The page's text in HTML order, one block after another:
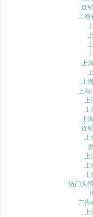
连
上海
上
上
上海
上
上
上
连
上
上
上
上
做门头
广告
上